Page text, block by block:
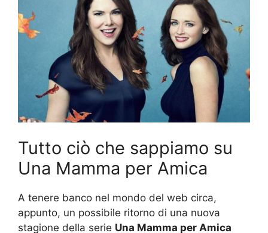
Tutto ciò che sappiamo su
Una Mamma per Amica
A tenere banco nel mondo del web circa,
appunto, un possibile ritorno di una nuova
stagione della serie Una Mamma per Amica